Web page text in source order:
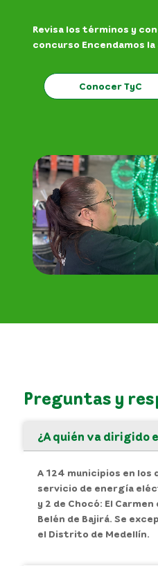
Revisa los términos y
concurso Encendamos
Conocer TyC
Preguntas y
¿A quién va dirigido
A 124 municipios en los
servicio de energía
y 2 de Chocó: El
Belén de Bajirá. Se
el Distrito de Medellín.